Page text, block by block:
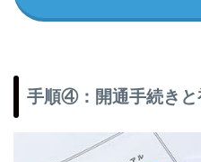
手順④：開通手続きと